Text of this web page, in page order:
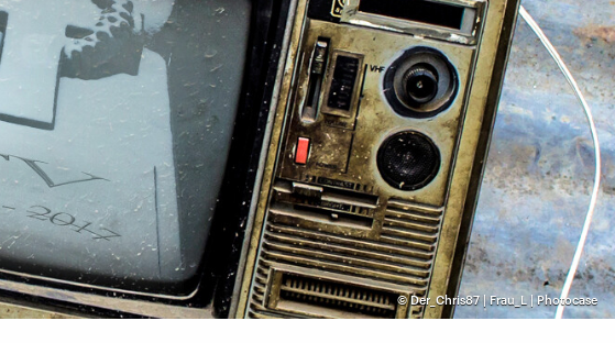
©Der_Chris87 | Frau_L | Photocase